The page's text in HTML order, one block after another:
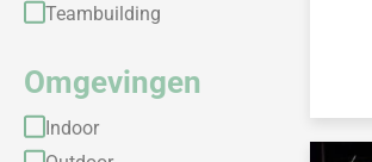
Teambuilding
Omgevingen
Indoor